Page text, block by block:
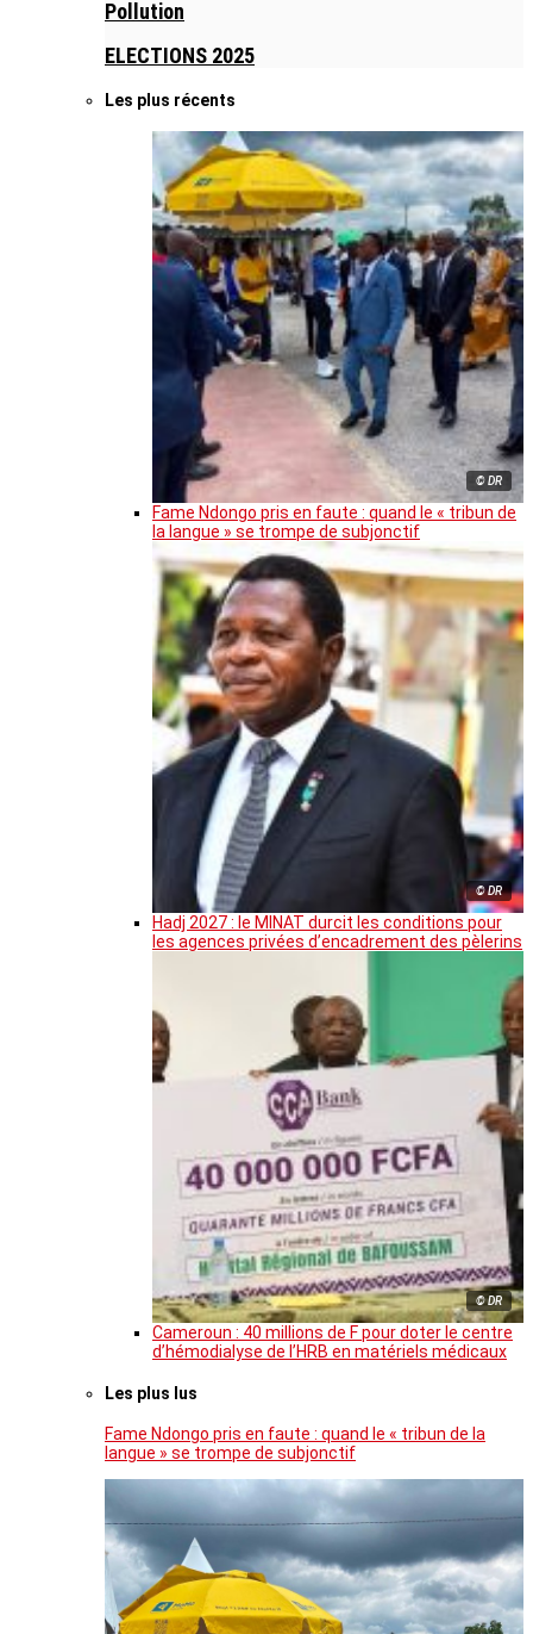
Pollution
ELECTIONS 2025
Les plus récents
© DR
Fame Ndongo pris en faute : quand le « tribun de
la langue » se trompe de subjonctif
© DR
Hadj 2027 : le MINAT durcit les conditions pour
les agences privées d’encadrement des pèlerins
© DR
Cameroun : 40 millions de F pour doter le centre
d’hémodialyse de l’HRB en matériels médicaux
Les plus lus
Fame Ndongo pris en faute : quand le « tribun de la
langue » se trompe de subjonctif